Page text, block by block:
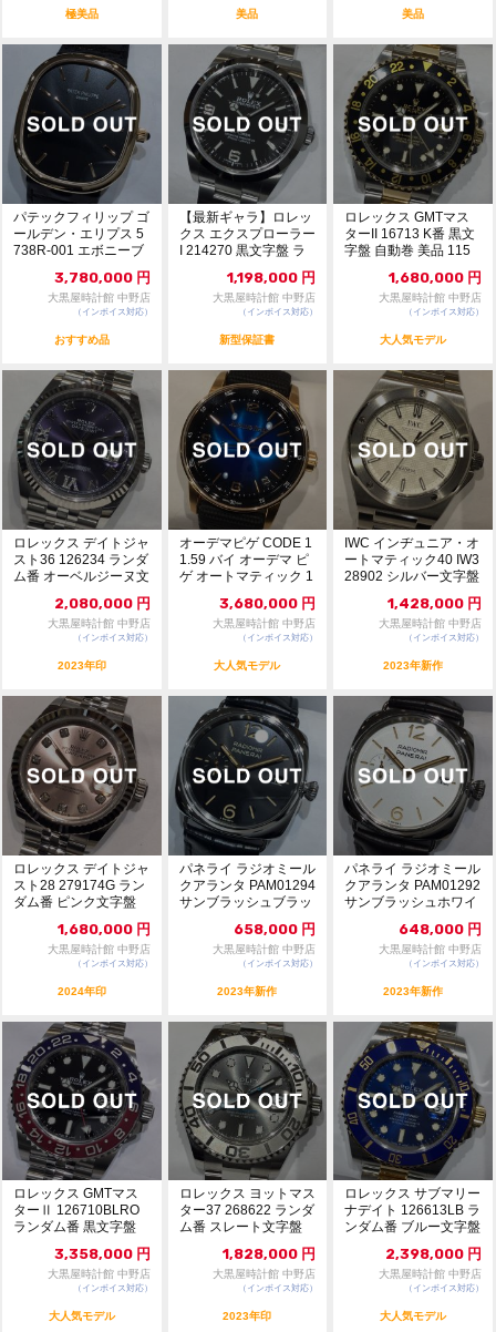
極美品 美品 美品
パテックフィリップ ゴ
ールデン・エリプス 5
738R-001 エボニーブ
3,780,000 円
大黒屋時計館 中野店
（インボイス対応）
おすすめ品
【最新ギャラ】ロレッ
クス エクスプローラー
I 214270 黒文字盤 ラ
1,198,000 円
大黒屋時計館 中野店
（インボイス対応）
新型保証書
ロレックス GMTマス
ターII 16713 K番 黒文
字盤 自動巻 美品 115
1,680,000 円
大黒屋時計館 中野店
（インボイス対応）
大人気モデル
ロレックス デイトジャ
スト36 126234 ランダ
ム番 オーベルジーヌ文
2,080,000 円
大黒屋時計館 中野店
（インボイス対応）
2023年印
オーデマピゲ CODE 1
1.59 バイ オーデマ ピ
ゲ オートマティック 1
3,680,000 円
大黒屋時計館 中野店
（インボイス対応）
大人気モデル
IWC インヂュニア・オ
ートマティック40 IW3
28902 シルバー文字盤
1,428,000 円
大黒屋時計館 中野店
（インボイス対応）
2023年新作
ロレックス デイトジャ
スト28 279174G ラン
ダム番 ピンク文字盤
1,680,000 円
大黒屋時計館 中野店
（インボイス対応）
2024年印
パネライ ラジオミール
クアランタ PAM01294
サンブラッシュブラッ
658,000 円
大黒屋時計館 中野店
（インボイス対応）
2023年新作
パネライ ラジオミール
クアランタ PAM01292
サンブラッシュホワイ
648,000 円
大黒屋時計館 中野店
（インボイス対応）
2023年新作
ロレックス GMTマス
ターⅡ 126710BLRO
ランダム番 黒文字盤
3,358,000 円
大黒屋時計館 中野店
（インボイス対応）
大人気モデル
ロレックス ヨットマス
ター37 268622 ランダ
ム番 スレート文字盤
1,828,000 円
大黒屋時計館 中野店
（インボイス対応）
2023年印
ロレックス サブマリー
ナデイト 126613LB ラ
ンダム番 ブルー文字盤
2,398,000 円
大黒屋時計館 中野店
（インボイス対応）
大人気モデル